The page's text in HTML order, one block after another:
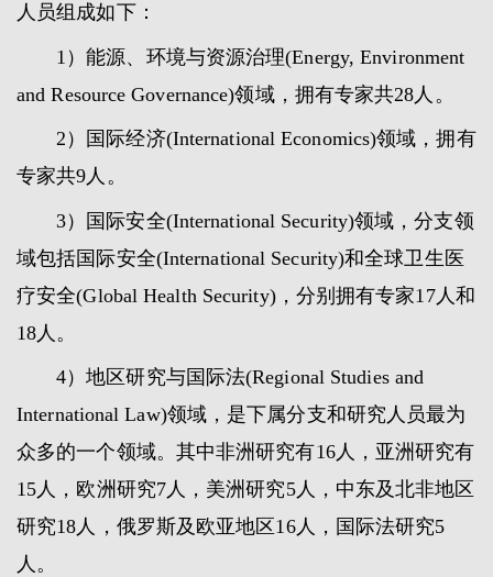
人员组成如下：
1）能源、环境与资源治理(Energy, Environment
and Resource Governance)领域，拥有专家共28人。
2）国际经济(International Economics)领域，拥有
专家共9人。
3）国际安全(International Security)领域，分支领
域包括国际安全(International Security)和全球卫生医
疗安全(Global Health Security)，分别拥有专家17人和
18人。
4）地区研究与国际法(Regional Studies and
International Law)领域，是下属分支和研究人员最为
众多的一个领域。其中非洲研究有16人，亚洲研究有
15人，欧洲研究7人，美洲研究5人，中东及北非地区
研究18人，俄罗斯及欧亚地区16人，国际法研究5
人。